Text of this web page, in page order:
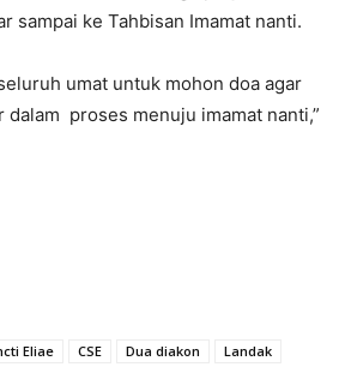
sampai ke Tahbisan Imamat nanti.
umat untuk mohon doa agar
dalam proses menuju imamat nanti,”
Eliae CSE Dua diakon
Landak